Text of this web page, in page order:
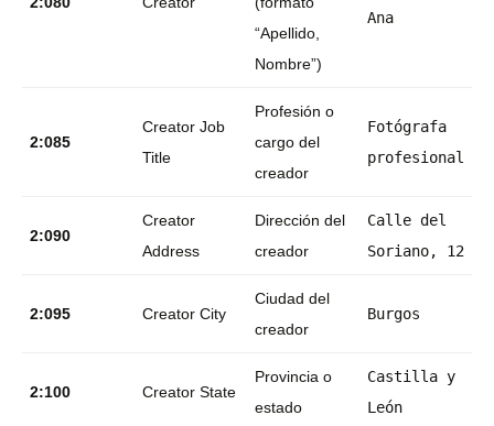
“Apellido,
Nombre”)
Ana
2:085
Creator Job
Title
Profesión o
cargo del
creador
Fotógrafa
profesional
2:090
Creator
Address
Dirección del
creador
Calle del
Soriano, 12
2:095 Creator City
Ciudad del
creador
Burgos
2:100 Creator State
Provincia o
estado
Castilla y
León